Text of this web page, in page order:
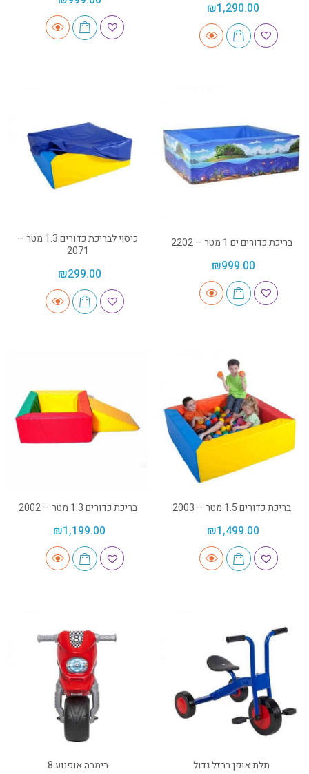
₪1,290.00
בריכת כדורים ים 1 מטר – 2202
₪999.00
כיסוי לבריכת כדורים 1.3 מטר –
2071
₪299.00
בריכת כדורים 1.5 מטר – 2003
₪1,499.00
בריכת כדורים 1.3 מטר – 2002
₪1,199.00
תלת אופן ברזל גדול בימבה אופנוע 8